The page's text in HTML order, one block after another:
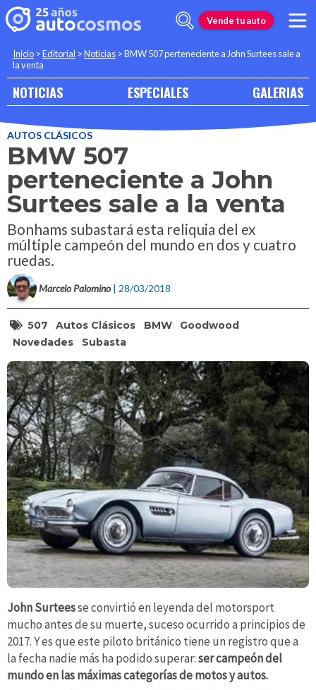
Vende tu auto
Inicio >Editorial >Noticias >BMW 507 perteneciente a John Surtees sale a
la venta
NOTICIAS ESPECIALES GALERIAS
AUTOS CLÁSICOS
BMW 507
perteneciente a John
Surtees sale a la venta
Bonhams subastará esta reliquia del ex
múltiple campeón del mundo en dos y cuatro
ruedas.
Marcelo Palomino | 28/03/2018
507 Autos Clásicos BMW
Goodwood
Novedades
Subasta
John Surteesse convirtió en leyenda del motorsport
mucho antes de su muerte, suceso ocurrido a principios de
2017. Y es que este piloto británico tiene un registro que a
la fecha nadie más ha podido superar:ser campeón del
mundo en las máximas categorías de motos y autos.